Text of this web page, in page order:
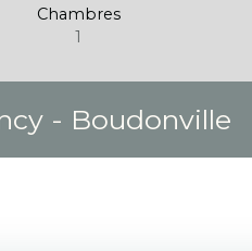
Chambres
1
- Boudonville